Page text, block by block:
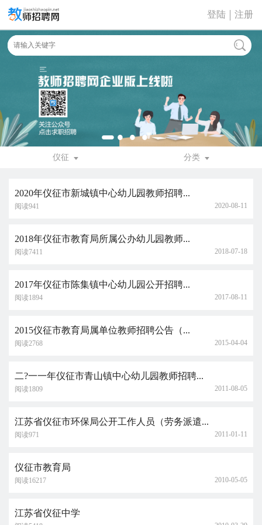
登陆 注册
仪征 分类
2020年仪征市新城镇中心幼儿园教师招聘...
阅读941 2020-08-11
2018年仪征市教育局所属公办幼儿园教师...
阅读7411 2018-07-18
2017年仪征市陈集镇中心幼儿园公开招聘...
阅读1894 2017-08-11
2015仪征市教育局属单位教师招聘公告（...
阅读2768 2015-04-04
二?一一年仪征市青山镇中心幼儿园教师招聘...
阅读1809 2011-08-05
江苏省仪征市环保局公开工作人员（劳务派遣...
阅读971 2011-01-11
仪征市教育局
阅读16217 2010-05-05
江苏省仪征中学